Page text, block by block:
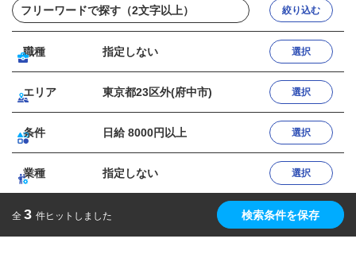
絞り込む
職種 指定しない 選択
エリア 東京都23区外(府中市) 選択
条件 日給 8000円以上 選択
業種 指定しない 選択
全 3 件ヒットしました 検索条件を保存